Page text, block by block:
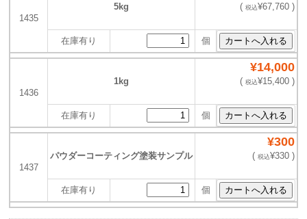
1435
5kg ( 税込¥67,760 )
在庫有り 個
1436
1kg
¥14,000
( 税込¥15,400 )
在庫有り 個
1437
パウダーコーティング塗装サンプル
¥300
( 税込¥330 )
在庫有り 個